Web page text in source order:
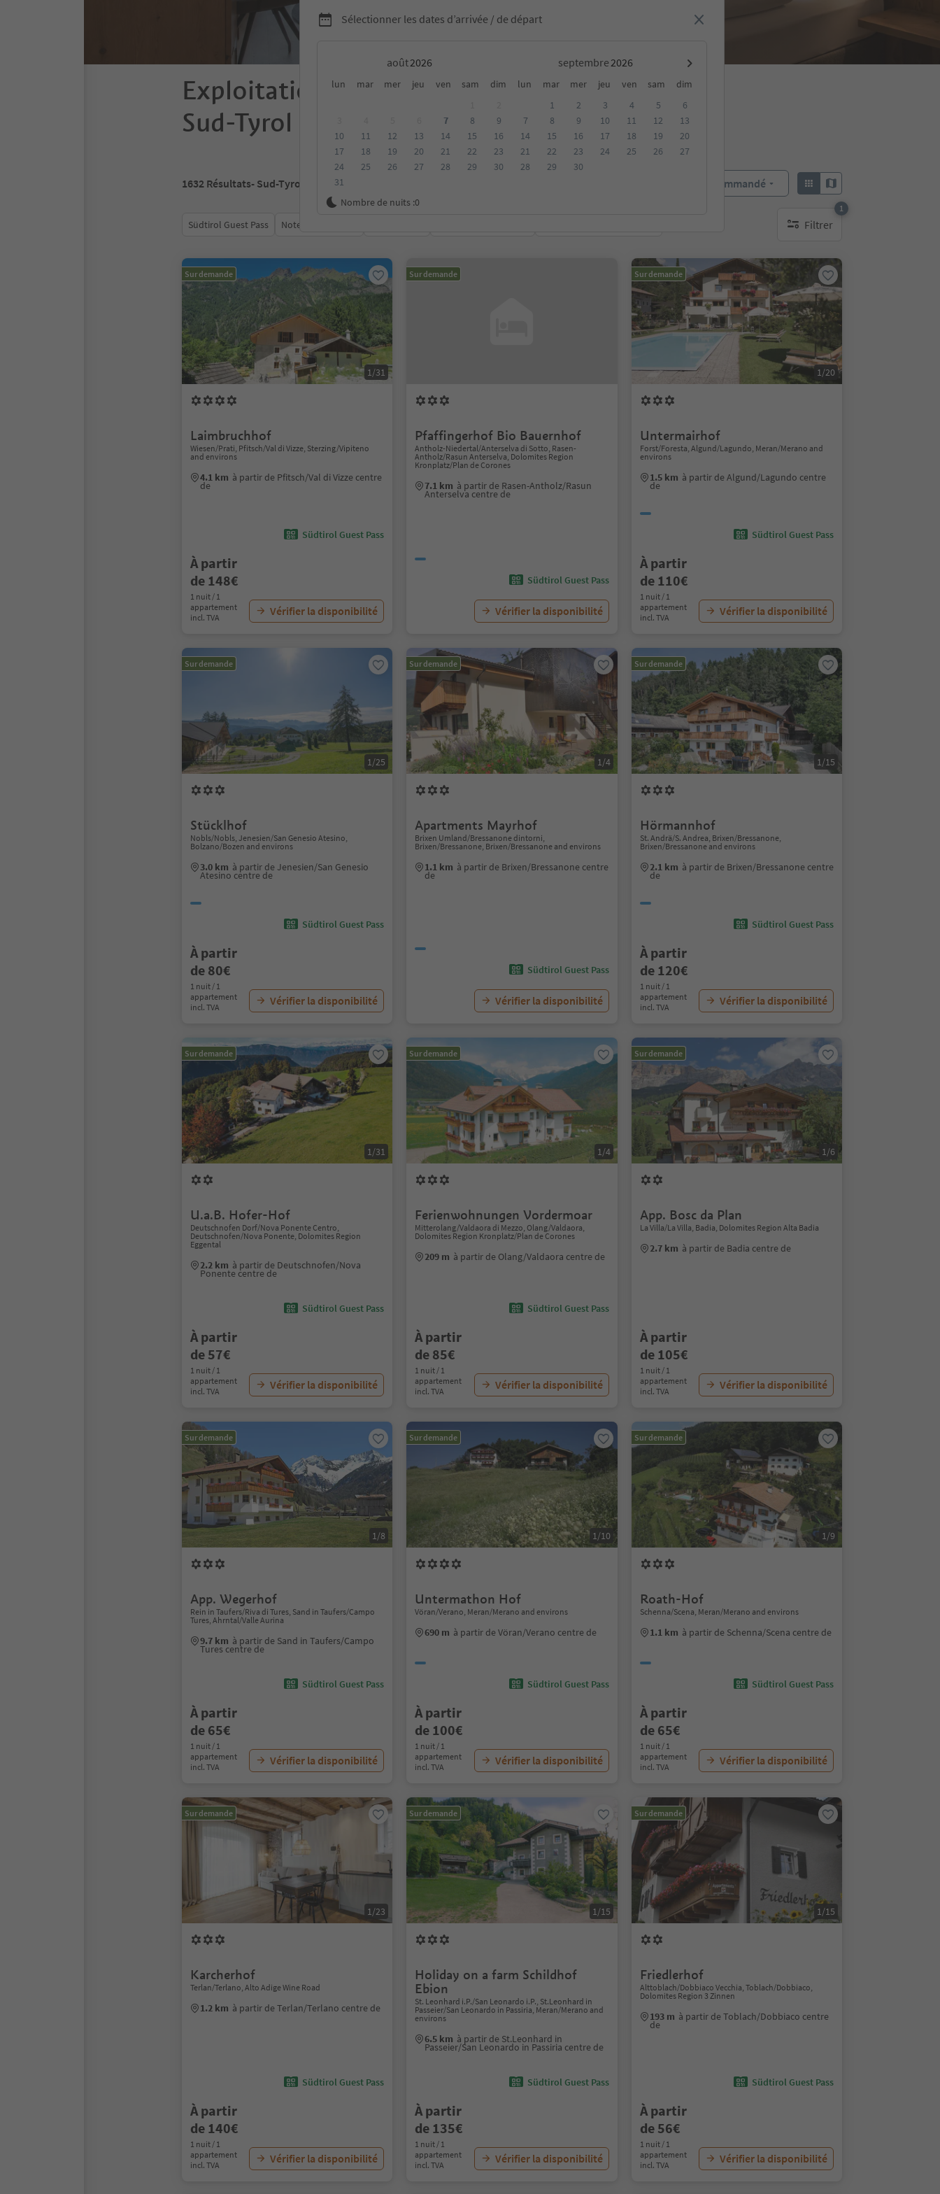
Sélectionner les dates d’arrivée / de départ
août septembre
lun mar mer jeu ven sam dim lun mar mer jeu ven sam
dim
7 8
9
10
11 12 13 14 15
16
17
18 19 20 21 22
23
24
25 26 27 28 29
30
31
1 2 3 4 5
6
7
8 9 10 11 12
13
14
15 16 17 18 19
20
21
22 23 24 25 26
27
28
29 30
Nombre de nuits :0
Exploitations "Roter Hahn" dans le
Sud-Tyrol
1632 Résultats- Sud-Tyrol Recommandé
Südtirol Guest Pass Note moyenne Filtrer
1
1 filtre actif
Sur demande
1/31
Laimbruchhof
Wiesen/Prati, Pfitsch/Val di Vizze, Sterzing/Vipiteno
and environs
4.1 km à partir de Pfitsch/Val di Vizze centre
de
Südtirol Guest Pass
À partir
de 148€
1 nuit / 1
appartement
incl. TVA
Vérifier la disponibilité
Sur demande
Pfaffingerhof Bio Bauernhof
Antholz-Niedertal/Anterselva di Sotto, Rasen-
Antholz/Rasun Anterselva, Dolomites Region
Kronplatz/Plan de Corones
7.1 km à partir de Rasen-Antholz/Rasun
Anterselva centre de
Südtirol Guest Pass
Vérifier la disponibilité
Sur demande
1/20
Untermairhof
Forst/Foresta, Algund/Lagundo, Meran/Merano and
environs
1.5 km à partir de Algund/Lagundo centre
de
Südtirol Guest Pass
À partir
de 110€
1 nuit / 1
appartement
incl. TVA
Vérifier la disponibilité
Sur demande
1/25
Stücklhof
Nobls/Nobls, Jenesien/San Genesio Atesino,
Bolzano/Bozen and environs
3.0 km à partir de Jenesien/San Genesio
Atesino centre de
Südtirol Guest Pass
À partir
de 80€
1 nuit / 1
appartement
incl. TVA
Vérifier la disponibilité
Sur demande
1/4
Apartments Mayrhof
Brixen Umland/Bressanone dintorni,
Brixen/Bressanone, Brixen/Bressanone and environs
1.1 km à partir de Brixen/Bressanone centre
de
Südtirol Guest Pass
Vérifier la disponibilité
Sur demande
1/15
Hörmannhof
St. Andrä/S. Andrea, Brixen/Bressanone,
Brixen/Bressanone and environs
2.1 km à partir de Brixen/Bressanone centre
de
Südtirol Guest Pass
À partir
de 120€
1 nuit / 1
appartement
incl. TVA
Vérifier la disponibilité
Sur demande
1/31
U.a.B. Hofer-Hof
Deutschnofen Dorf/Nova Ponente Centro,
Deutschnofen/Nova Ponente, Dolomites Region
Eggental
2.2 km à partir de Deutschnofen/Nova
Ponente centre de
Südtirol Guest Pass
À partir
de 57€
1 nuit / 1
appartement
incl. TVA
Vérifier la disponibilité
Sur demande
1/4
Ferienwohnungen Vordermoar
Mitterolang/Valdaora di Mezzo, Olang/Valdaora,
Dolomites Region Kronplatz/Plan de Corones
209 m à partir de Olang/Valdaora centre de
Südtirol Guest Pass
À partir
de 85€
1 nuit / 1
appartement
incl. TVA
Vérifier la disponibilité
Sur demande
1/6
App. Bosc da Plan
La Villa/La Villa, Badia, Dolomites Region Alta Badia
2.7 km à partir de Badia centre de
À partir
de 105€
1 nuit / 1
appartement
incl. TVA
Vérifier la disponibilité
Sur demande
1/8
App. Wegerhof
Rein in Taufers/Riva di Tures, Sand in Taufers/Campo
Tures, Ahrntal/Valle Aurina
9.7 km à partir de Sand in Taufers/Campo
Tures centre de
Südtirol Guest Pass
À partir
de 65€
1 nuit / 1
appartement
incl. TVA
Vérifier la disponibilité
Sur demande
1/10
Untermathon Hof
Vöran/Verano, Meran/Merano and environs
690 m à partir de Vöran/Verano centre de
Südtirol Guest Pass
À partir
de 100€
1 nuit / 1
appartement
incl. TVA
Vérifier la disponibilité
Sur demande
1/9
Roath-Hof
Schenna/Scena, Meran/Merano and environs
1.1 km à partir de Schenna/Scena centre de
Südtirol Guest Pass
À partir
de 65€
1 nuit / 1
appartement
incl. TVA
Vérifier la disponibilité
Sur demande
1/23
Karcherhof
Terlan/Terlano, Alto Adige Wine Road
1.2 km à partir de Terlan/Terlano centre de
Südtirol Guest Pass
À partir
de 140€
1 nuit / 1
appartement
incl. TVA
Vérifier la disponibilité
Sur demande
1/15
Holiday on a farm Schildhof
Ebion
St. Leonhard i.P./San Leonardo i.P., St.Leonhard in
Passeier/San Leonardo in Passiria, Meran/Merano and
environs
6.5 km à partir de St.Leonhard in
Passeier/San Leonardo in Passiria centre de
Südtirol Guest Pass
À partir
de 135€
1 nuit / 1
appartement
incl. TVA
Vérifier la disponibilité
Sur demande
1/15
Friedlerhof
Alttoblach/Dobbiaco Vecchia, Toblach/Dobbiaco,
Dolomites Region 3 Zinnen
193 m à partir de Toblach/Dobbiaco centre
de
Südtirol Guest Pass
À partir
de 56€
1 nuit / 1
appartement
incl. TVA
Vérifier la disponibilité